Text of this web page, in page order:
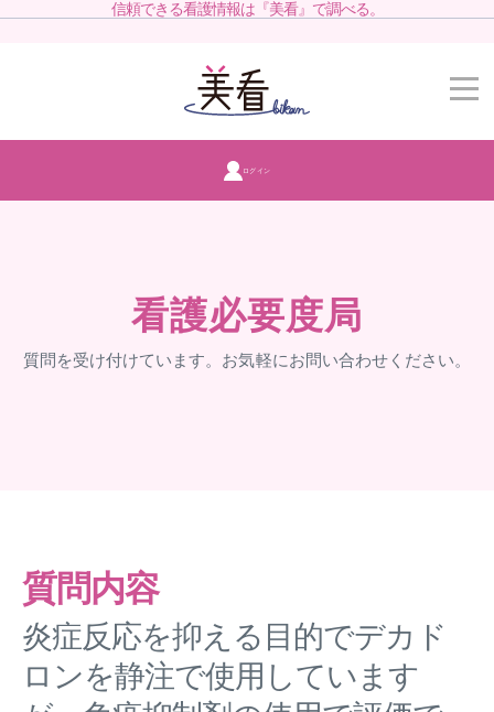
信頼できる看護情報は『美看』で調べる。
ログイン
看護必要度局
質問を受け付けています。お気軽にお問い合わせください。
質問内容
炎症反応を抑える目的でデカド
ロンを静注で使用しています